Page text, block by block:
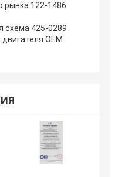
рынка 122-1486
схема 425-0289
OEM